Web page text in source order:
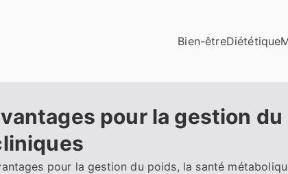
Bien-êtreDiététique
pour la gestion
pour la gestion du poids, la santé